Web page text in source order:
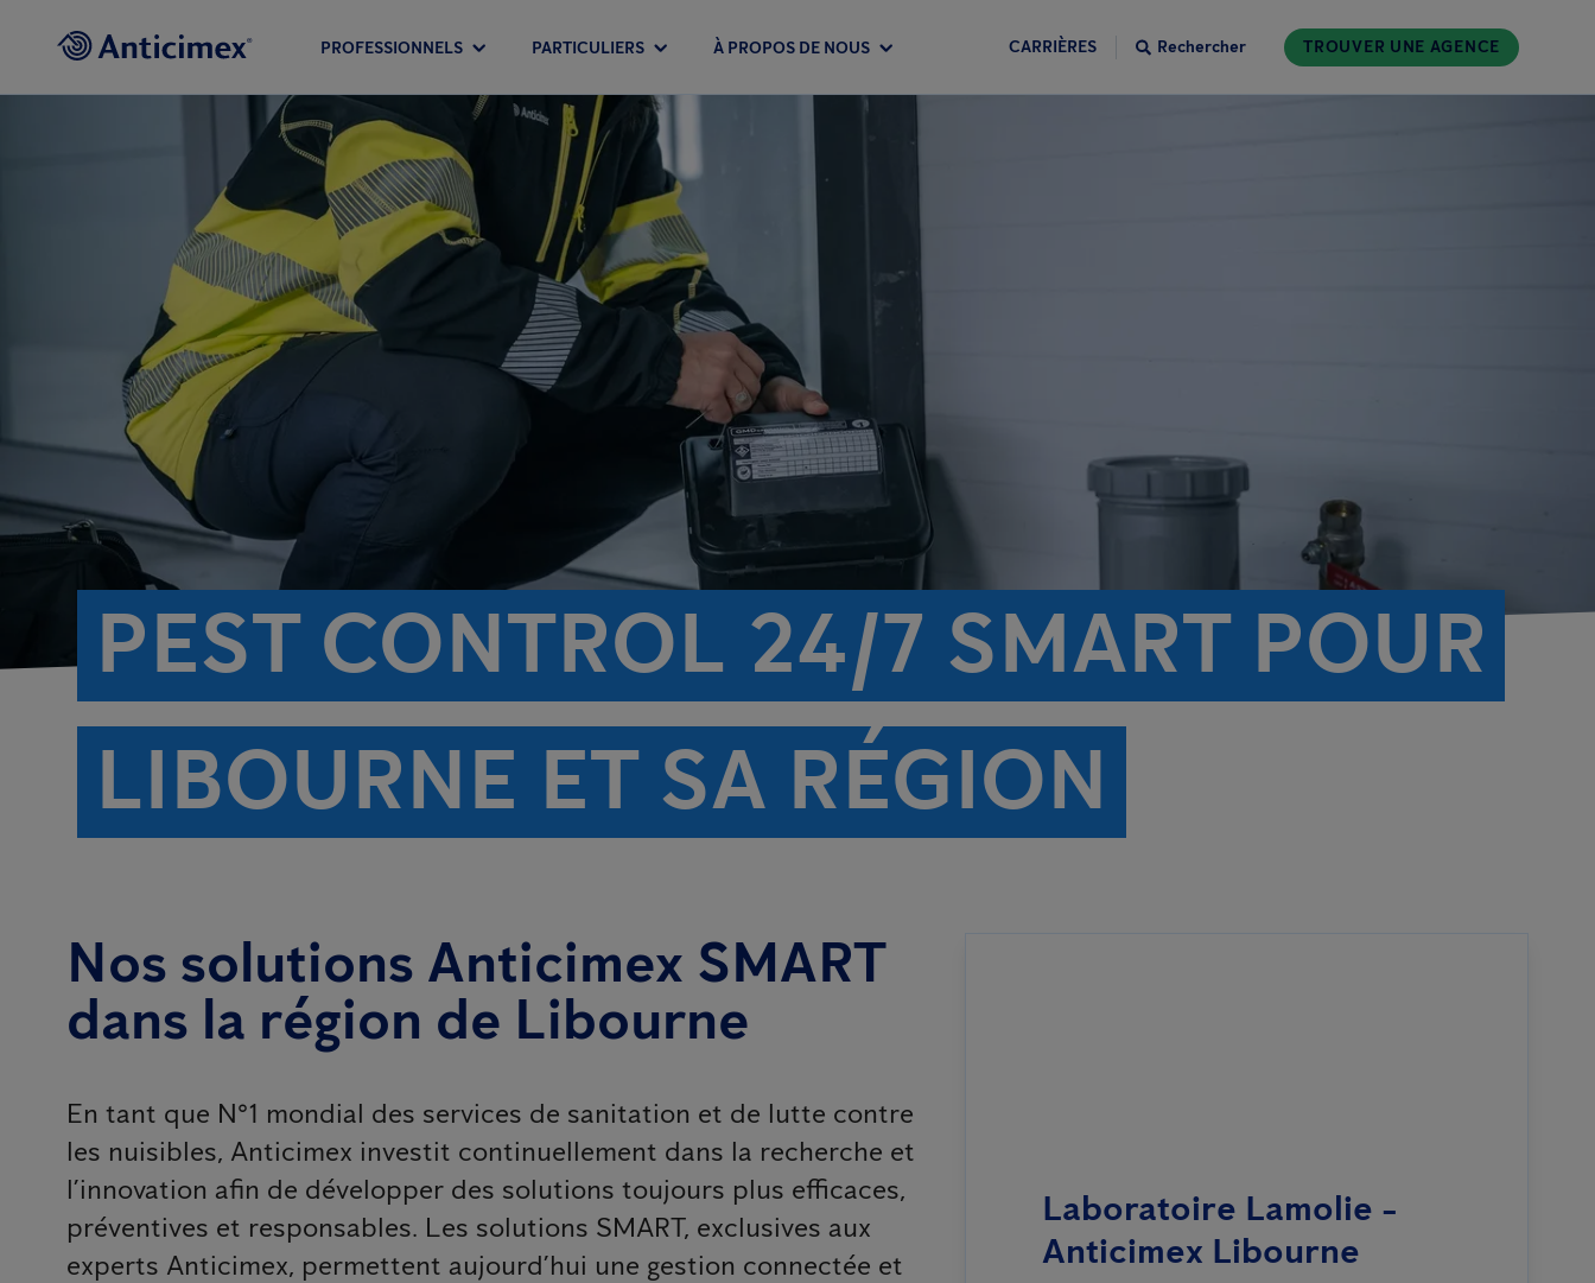
PROFESSIONNELS PARTICULIERS À PROPOS DE NOUS CARRIÈRES Rechercher TROUVER UNE AGENCE
PEST CONTROL 24/7 SMART POUR
LIBOURNE ET SA RÉGION
Nos solutions Anticimex SMART
dans la région de Libourne
En tant que N°1 mondial des services de sanitation et de lutte contre
les nuisibles, Anticimex investit continuellement dans la recherche et
l’innovation afin de développer des solutions toujours plus efficaces,
préventives et responsables. Les solutions SMART, exclusives aux
experts Anticimex, permettent aujourd’hui une gestion connectée et
Laboratoire Lamolie -
Anticimex Libourne